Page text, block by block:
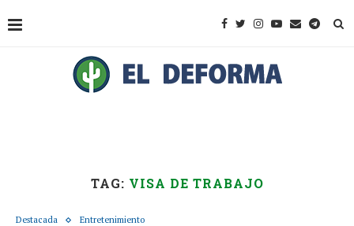
TAG: VISA DE TRABAJO
Destacada Entretenimiento